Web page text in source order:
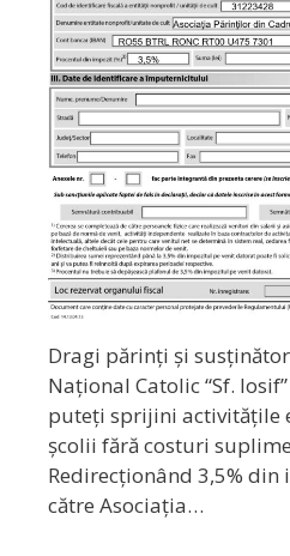
Dragi părinți și
Național Catolic “Sf.
puteți sprijini activitățile
școlii fără costuri
Redirecționând 3,5%
către Asociația…